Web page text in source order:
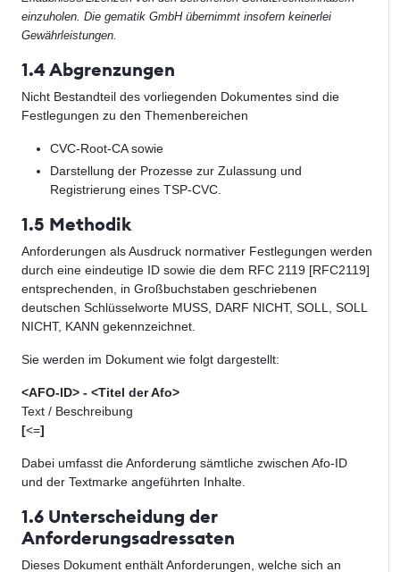
einzuholen. Die gematik GmbH übernimmt insofern keinerlei
Gewährleistungen.
1.4 Abgrenzungen
Nicht Bestandteil des vorliegenden Dokumentes sind die
Festlegungen zu den Themenbereichen
CVC-Root-CA sowie
Darstellung der Prozesse zur Zulassung und
Registrierung eines TSP-CVC.
1.5 Methodik
Anforderungen als Ausdruck normativer Festlegungen werden
durch eine eindeutige ID sowie die dem RFC 2119 [RFC2119]
entsprechenden, in Großbuchstaben geschriebenen
deutschen Schlüsselworte MUSS, DARF NICHT, SOLL, SOLL
NICHT, KANN gekennzeichnet.
Sie werden im Dokument wie folgt dargestellt:
<AFO-ID> - <Titel der Afo>
Text / Beschreibung
[<=]
Dabei umfasst die Anforderung sämtliche zwischen Afo-ID
und der Textmarke angeführten Inhalte.
1.6 Unterscheidung der
Anforderungsadressaten
Dieses Dokument enthält Anforderungen, welche sich an